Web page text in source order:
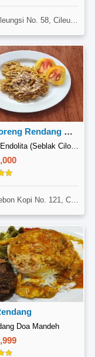
No. 58, Cileungsi, Bogor
Mie Goreng Rendang Original
Seblok Endolita (Seblak Cilok), Kebon Kopi
No. 121, Cimahi, Bandung
Doa Mandeh